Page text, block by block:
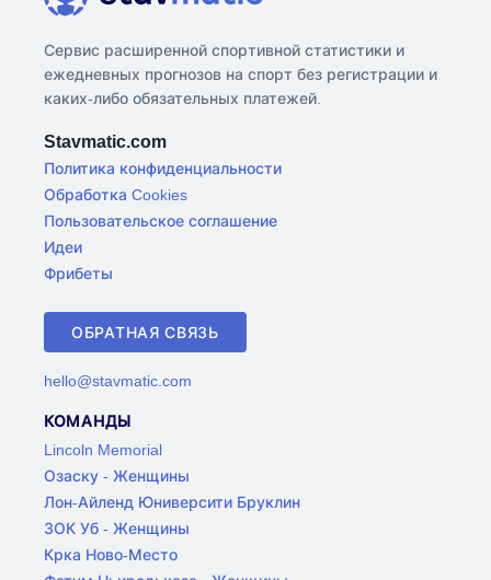
Сервис расширенной спортивной статистики и
ежедневных прогнозов на спорт без регистрации и
каких-либо обязательных платежей.
Stavmatic.com
Политика конфиденциальности
Обработка Cookies
Пользовательское соглашение
Идеи
Фрибеты
ОБРАТНАЯ СВЯЗЬ
hello@stavmatic.com
КОМАНДЫ
Lincoln Memorial
Озаску - Женщины
Лон-Айленд Юниверсити Бруклин
ЗОК Уб - Женщины
Крка Ново-Место